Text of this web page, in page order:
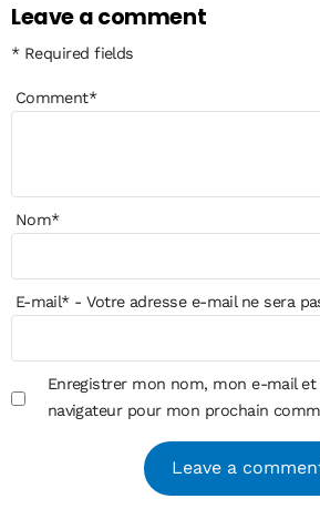
Leave a comment
* Required fields
Comment*
Nom*
E-mail*- Votre adresse e-mail ne sera
Enregistrer mon nom, mon e-mail
navigateur pour mon prochain